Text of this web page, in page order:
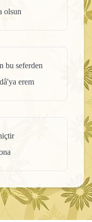
olsun
bu seferden
erem